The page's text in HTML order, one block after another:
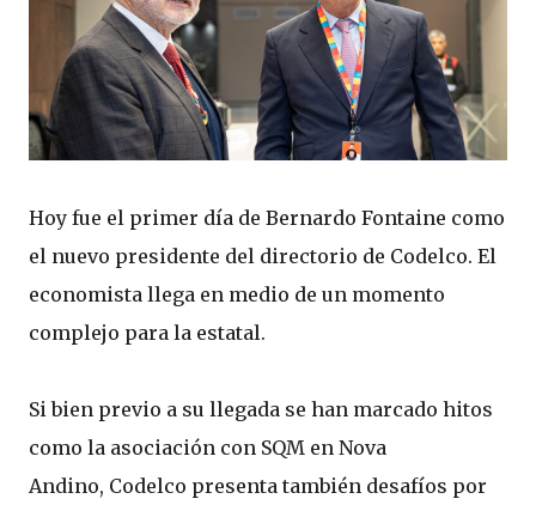
Hoy fue el primer día de Bernardo Fontaine como
el nuevo presidente del directorio de Codelco. El
economista llega en medio de un momento
complejo para la estatal.
Si bien previo a su llegada se han marcado hitos
como la asociación con SQM en Nova
Andino, Codelco presenta también desafíos por